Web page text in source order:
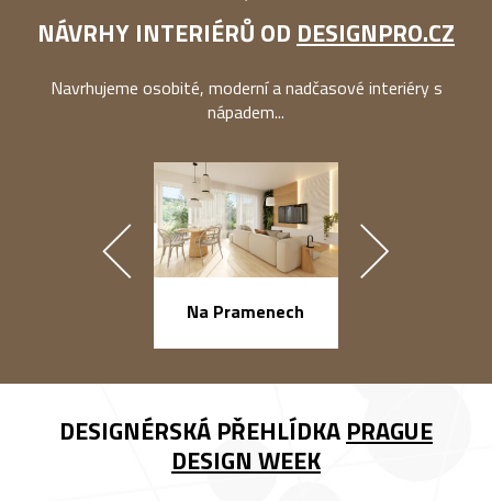
NÁVRHY INTERIÉRŮ OD DESIGNPRO.CZ
Navrhujeme osobité, moderní a nadčasové interiéry s
nápadem...
Na Pramenech
DESIGNÉRSKÁ PŘEHLÍDKA PRAGUE
DESIGN WEEK